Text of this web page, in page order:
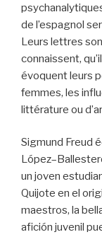
de l’espagnol
Leurs lettres
connaissent,
évoquent leurs
femmes, les
littérature ou
Sigmund Freud
un joven
Quijote en el
maestros, la
afición juvenil